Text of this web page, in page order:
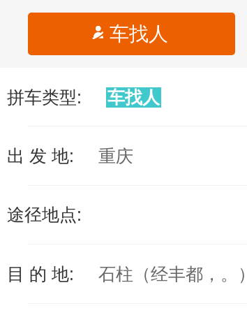
车找人
拼车类型: 车找人
出 发 地: 重庆
途径地点:
目 的 地: 石柱（经丰都，。）